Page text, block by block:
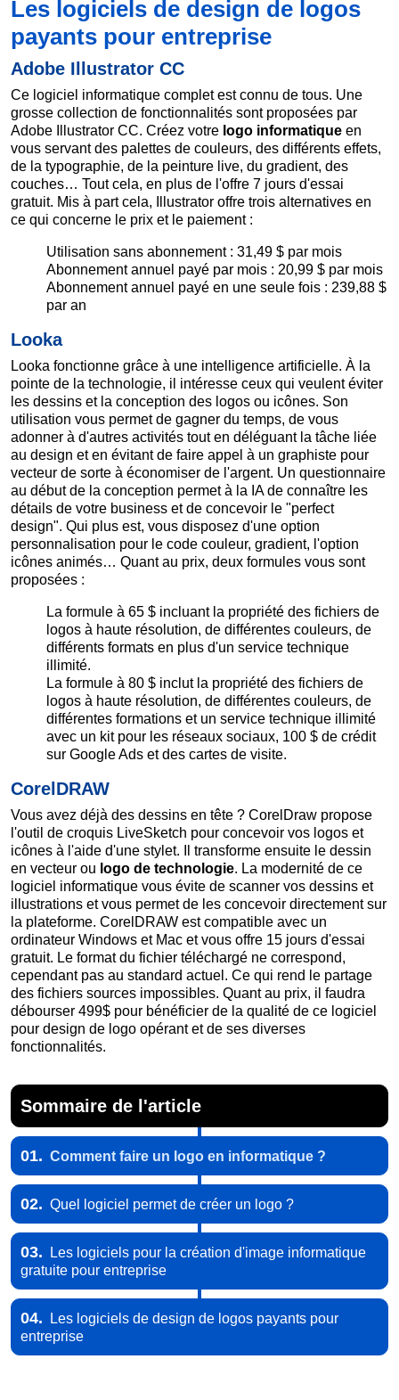
Les logiciels de design de logos
payants pour entreprise
Adobe Illustrator CC
Ce logiciel informatique complet est connu de tous. Une
grosse collection de fonctionnalités sont proposées par
Adobe Illustrator CC. Créez votre logo informatique en
vous servant des palettes de couleurs, des différents effets,
de la typographie, de la peinture live, du gradient, des
couches… Tout cela, en plus de l'offre 7 jours d'essai
gratuit. Mis à part cela, Illustrator offre trois alternatives en
ce qui concerne le prix et le paiement :
Utilisation sans abonnement : 31,49 $ par mois
Abonnement annuel payé par mois : 20,99 $ par mois
Abonnement annuel payé en une seule fois : 239,88 $
par an
Looka
Looka fonctionne grâce à une intelligence artificielle. À la
pointe de la technologie, il intéresse ceux qui veulent éviter
les dessins et la conception des logos ou icônes. Son
utilisation vous permet de gagner du temps, de vous
adonner à d'autres activités tout en déléguant la tâche liée
au design et en évitant de faire appel à un graphiste pour
vecteur de sorte à économiser de l'argent. Un questionnaire
au début de la conception permet à la IA de connaître les
détails de votre business et de concevoir le "perfect
design". Qui plus est, vous disposez d'une option
personnalisation pour le code couleur, gradient, l'option
icônes animés… Quant au prix, deux formules vous sont
proposées :
La formule à 65 $ incluant la propriété des fichiers de
logos à haute résolution, de différentes couleurs, de
différents formats en plus d'un service technique
illimité.
La formule à 80 $ inclut la propriété des fichiers de
logos à haute résolution, de différentes couleurs, de
différentes formations et un service technique illimité
avec un kit pour les réseaux sociaux, 100 $ de crédit
sur Google Ads et des cartes de visite.
CorelDRAW
Vous avez déjà des dessins en tête ? CorelDraw propose
l'outil de croquis LiveSketch pour concevoir vos logos et
icônes à l'aide d'une stylet. Il transforme ensuite le dessin
en vecteur ou logo de technologie. La modernité de ce
logiciel informatique vous évite de scanner vos dessins et
illustrations et vous permet de les concevoir directement sur
la plateforme. CorelDRAW est compatible avec un
ordinateur Windows et Mac et vous offre 15 jours d'essai
gratuit. Le format du fichier téléchargé ne correspond,
cependant pas au standard actuel. Ce qui rend le partage
des fichiers sources impossibles. Quant au prix, il faudra
débourser 499$ pour bénéficier de la qualité de ce logiciel
pour design de logo opérant et de ses diverses
fonctionnalités.
Sommaire de l'article
01. Comment faire un logo en informatique ?
02. Quel logiciel permet de créer un logo ?
03.
Les logiciels pour la création d'image informatique
gratuite pour entreprise
04.
Les logiciels de design de logos payants pour
entreprise